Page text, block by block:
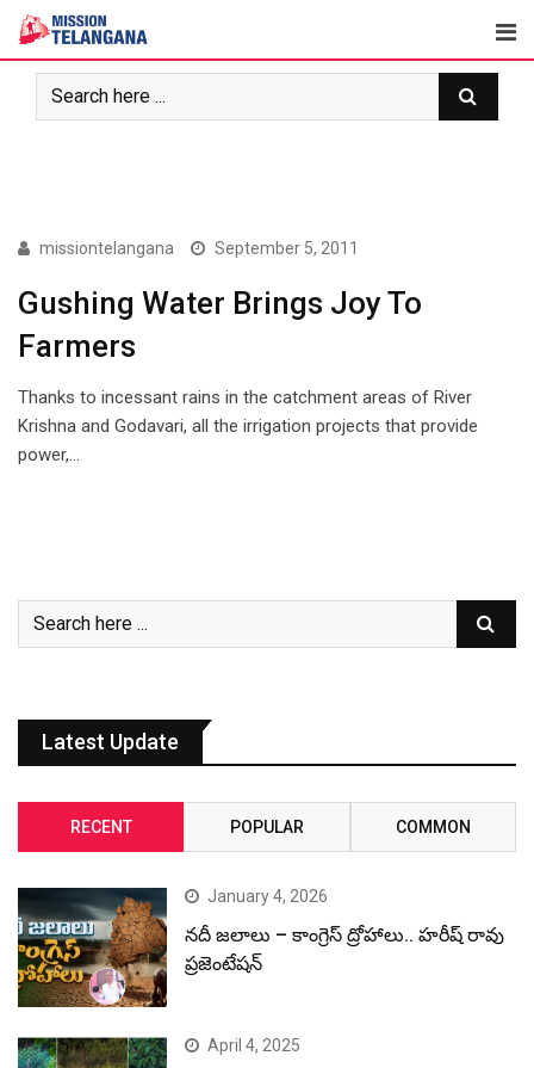
Skip
content
COVER STORY
missiontelangana September 5, 2011
Gushing Water Brings Joy To
Farmers
Thanks to incessant rains in the catchment areas of River
Krishna and Godavari, all the irrigation projects that provide
power,…
Latest Update
RECENT POPULAR COMMON
January 4, 2026
నదీ జలాలు – కాంగ్రెస్ ద్రోహాలు.. హరీష్ రావు
ప్రజెంటేషన్
April 4, 2025